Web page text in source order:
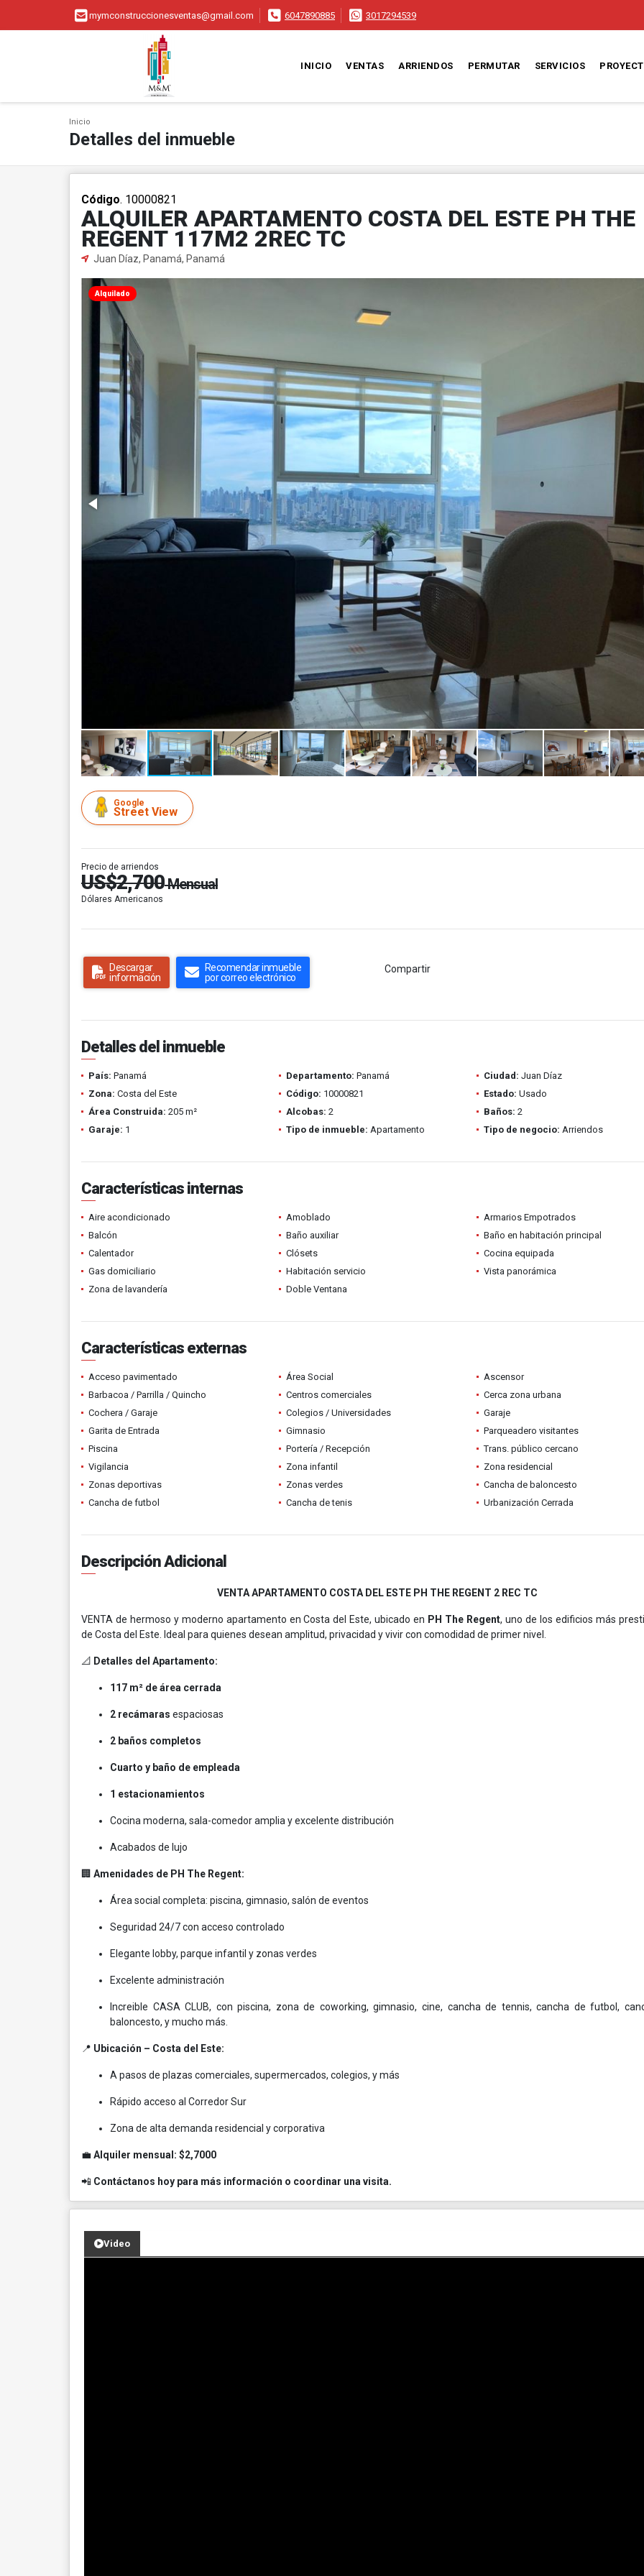
mymconstruccionesventas@gmail.com 6047890885 3017294539
INICIO VENTAS ARRIENDOS PERMUTAR SERVICIOS
Inicio
Detalles del inmueble
Código. 10000821
ALQUILER APARTAMENTO COSTA DEL ESTE PH THE
REGENT 117M2 2REC TC
Juan Díaz, Panamá, Panamá
Alquilado
Google
Street View
Precio de arriendos
US$2,700Mensual
Dólares Americanos
Descargar
información
Recomendar inmueble
por correo electrónico
Compartir
Detalles del inmueble
País: Panamá Departamento: Panamá Ciudad: Juan Díaz
Zona: Costa del Este Código: 10000821 Estado: Usado
Área Construida: 205 m² Alcobas: 2 Baños: 2
Garaje: 1 Tipo de inmueble: Apartamento Tipo de negocio: Arriendos
Características internas
Aire acondicionado Amoblado
Armarios Empotrados
Balcón
Baño auxiliar
Baño en habitación principal
Calentador
Clósets
Cocina equipada
Gas domiciliario
Habitación servicio
Vista panorámica
Zona de lavandería
Doble Ventana
Características externas
Acceso pavimentado Área Social
Ascensor
Barbacoa / Parrilla / Quincho
Centros comerciales
Cerca zona urbana
Cochera / Garaje
Colegios / Universidades
Garaje
Garita de Entrada
Gimnasio
Parqueadero visitantes
Piscina
Portería / Recepción
Trans. público cercano
Vigilancia
Zona infantil
Zona residencial
Zonas deportivas
Zonas verdes
Cancha de baloncesto
Cancha de futbol
Cancha de tenis Urbanización Cerrada
Descripción Adicional
VENTA APARTAMENTO COSTA DEL ESTE PH THE REGENT 2 REC TC
VENTA de hermoso y moderno apartamento en Costa del Este, ubicado en PH The Regent, uno de los edificios más
de Costa del Este. Ideal para quienes desean amplitud, privacidad y vivir con comodidad de primer nivel.
📐 Detalles del Apartamento:
117 m² de área cerrada
2 recámaras espaciosas
2 baños completos
Cuarto y baño de empleada
1 estacionamientos
Cocina moderna, sala-comedor amplia y excelente distribución
Acabados de lujo
🏢 Amenidades de PH The Regent:
Área social completa: piscina, gimnasio, salón de eventos
Seguridad 24/7 con acceso controlado
Elegante lobby, parque infantil y zonas verdes
Excelente administración
Increible CASA CLUB, con piscina, zona de coworking, gimnasio, cine, cancha de tennis, cancha de futbol,
baloncesto, y mucho más.
📍 Ubicación – Costa del Este:
A pasos de plazas comerciales, supermercados, colegios, y más
Rápido acceso al Corredor Sur
Zona de alta demanda residencial y corporativa
💼Alquiler mensual: $2,7000
📲 Contáctanos hoy para más información o coordinar una visita.
Video